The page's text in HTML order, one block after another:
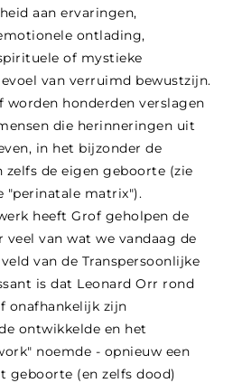
aan ervaringen,
ontlading,
of mystieke
van verruimd bewustzijn.
worden honderden verslagen
die herinneringen uit
in het bijzonder de
de eigen geboorte (zie
"perinatale matrix").
heeft Grof geholpen de
veel van wat we vandaag de
van de Transpersoonlijke
is dat Leonard Orr rond
onafhankelijk zijn
ontwikkelde en het
noemde - opnieuw een
geboorte (en zelfs dood)